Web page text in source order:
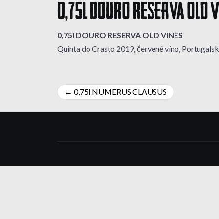
0,75l DOURO RESERVA OLD
0,75l DOURO RESERVA OLD VINES
Quinta do Crasto 2019, červené víno,
Navigácia
v
0,75l NUMERUS CLAUSUS